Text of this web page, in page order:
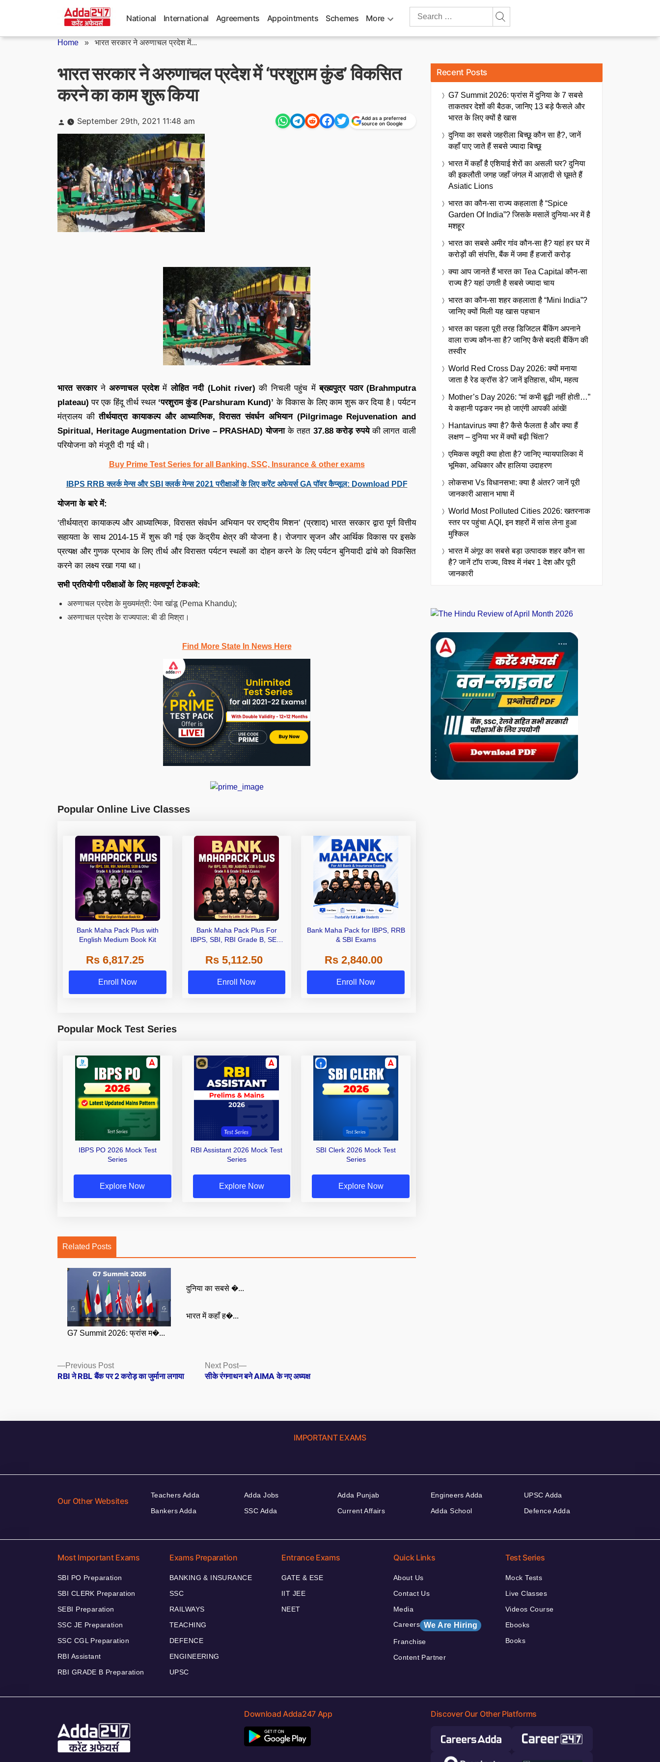
National International Agreements Appointments Schemes More
Search
Home » भारत सरकार ने अरुणाचल प्रदेश में...
भारत सरकार ने अरुणाचल प्रदेश में ‘परशुराम कुंड’ विकसित
करने का काम शुरू किया
Posted
by
September 29th, 2021 11:48 am
Add as a preferred
source on Google
भारत सरकारनेअरुणाचल प्रदेशमेंलोहित नदी (Lohit river) की निचली पहुंच मेंब्रह्मपुत्र पठार (Brahmputra
plateau)पर एक हिंदू तीर्थ स्थल ‘परशुराम कुंड (Parshuram Kund)’ के विकास के लिए काम शुरू कर दिया है। पर्यटन
मंत्रालय कीतीर्थयात्रा कायाकल्प और आध्यात्मिक, विरासत संवर्धन अभियान (Pilgrimage Rejuvenation and
Spiritual, Heritage Augmentation Drive – PRASHAD) योजनाके तहत 37.88 करोड़ रुपयेकी लागत वाली
परियोजना को मंजूरी दी गई थी।
Buy Prime Test Series for all Banking, SSC, Insurance & other exams
IBPS RRB क्लर्क मेन्स और SBI क्लर्क मेन्स 2021 परीक्षाओं के लिए करेंट अफेयर्स GA पॉवर कैप्सूल: Download PDF
योजना के बारे में:
‘तीर्थयात्रा कायाकल्प और आध्यात्मिक, विरासत संवर्धन अभियान पर राष्ट्रीय मिशन’ (प्रशाद) भारत सरकार द्वारा पूर्ण वित्तीय
सहायता के साथ 2014-15 में शुरू की गई एक केंद्रीय क्षेत्र की योजना है। रोजगार सृजन और आर्थिक विकास पर इसके
प्रत्यक्ष और गुणक प्रभाव के लिए तीर्थ और विरासत पर्यटन स्थलों का दोहन करने के लिए पर्यटन बुनियादी ढांचे को विकसित
करने का लक्ष्य रखा गया था।
सभी प्रतियोगी परीक्षाओं के लिए महत्वपूर्ण टेकअवे:
अरुणाचल प्रदेश के मुख्यमंत्री: पेमा खांडू (Pema Khandu);
अरुणाचल प्रदेश के राज्यपाल: बी डी मिश्रा।
Find More State In News Here
Popular Online Live Classes
Bank Maha Pack Plus with
English Medium Book Kit
Rs 6,817.25
Enroll Now
Bank Maha Pack Plus For
IBPS, SBI, RBI Grade B, SEBI
Other Grade A & Grade B Bank
Exams
Rs 5,112.50
Enroll Now
Bank Maha Pack for IBPS, RRB
& SBI Exams
Rs 2,840.00
Enroll Now
Popular Mock Test Series
IBPS PO 2026 Mock Test
Series
Explore Now
RBI Assistant 2026 Mock Test
Series
Explore Now
SBI Clerk 2026 Mock Test
Series
Explore Now
Related Posts
G7 Summit 2026: फ्रांस म�...
दुनिया का सबसे �...
भारत में कहाँ ह�...
Posts
navigation
Previous PostPrevious
post:
RBI ने RBL बैंक पर 2 करोड़ का जुर्माना लगाया
Next Post
Next
post:
सीके रंगनाथन बने AIMA के नए अध्यक्ष
Recent Posts
G7 Summit 2026: फ्रांस में दुनिया के 7 सबसे
ताकतवर देशों की बैठक, जानिए 13 बड़े फैसले और
भारत के लिए क्यों है खास
दुनिया का सबसे जहरीला बिच्छू कौन सा है?, जानें
कहाँ पाए जाते हैं सबसे ज्यादा बिच्छू
भारत में कहाँ है एशियाई शेरों का असली घर? दुनिया
की इकलौती जगह जहाँ जंगल में आज़ादी से घूमते हैं
Asiatic Lions
भारत का कौन-सा राज्य कहलाता है “Spice
Garden Of India”? जिसके मसालें दुनिया-भर में है
मशहूर
भारत का सबसे अमीर गांव कौन-सा है? यहां हर घर में
करोड़ों की संपत्ति, बैंक में जमा हैं हजारों करोड़
क्या आप जानते हैं भारत का Tea Capital कौन-सा
राज्य है? यहां उगती है सबसे ज्यादा चाय
भारत का कौन-सा शहर कहलाता है “Mini India”?
जानिए क्यों मिली यह खास पहचान
भारत का पहला पूरी तरह डिजिटल बैंकिंग अपनाने
वाला राज्य कौन-सा है? जानिए कैसे बदली बैंकिंग की
तस्वीर
World Red Cross Day 2026: क्यों मनाया
जाता है रेड क्रॉस डे? जानें इतिहास, थीम, महत्व
Mother’s Day 2026: “मां कभी बूढ़ी नहीं होती…”
ये कहानी पढ़कर नम हो जाएंगी आपकी आंखें!
Hantavirus क्या है? कैसे फैलता है और क्या हैं
लक्षण – दुनिया भर में क्यों बढ़ी चिंता?
एमिकस क्यूरी क्या होता है? जानिए न्यायपालिका में
भूमिका, अधिकार और हालिया उदाहरण
लोकसभा Vs विधानसभा: क्या है अंतर? जानें पूरी
जानकारी आसान भाषा में
World Most Polluted Cities 2026: खतरनाक
स्तर पर पहुंचा AQI, इन शहरों में सांस लेना हुआ
मुश्किल
भारत में अंगूर का सबसे बड़ा उत्पादक शहर कौन सा
है? जानें टॉप राज्य, विश्व में नंबर 1 देश और पूरी
जानकारी
IMPORTANT EXAMS
Our Other Websites
Teachers Adda
Bankers Adda
Adda Jobs
SSC Adda
Adda Punjab
Current Affairs
Engineers Adda
Adda School
UPSC Adda
Defence Adda
Most Important Exams
SBI PO Preparation
SBI CLERK Preparation
SEBI Preparation
SSC JE Preparation
SSC CGL Preparation
RBI Assistant
RBI GRADE B Preparation
Exams Preparation
BANKING & INSURANCE
SSC
RAILWAYS
TEACHING
DEFENCE
ENGINEERING
UPSC
Entrance Exams
GATE & ESE
IIT JEE
NEET
Quick Links
About Us
Contact Us
Media
Careers We Are Hiring
Franchise
Content Partner
Test Series
Mock Tests
Live Classes
Videos Course
Ebooks
Books
Download Adda247 App Discover Our Other Platforms